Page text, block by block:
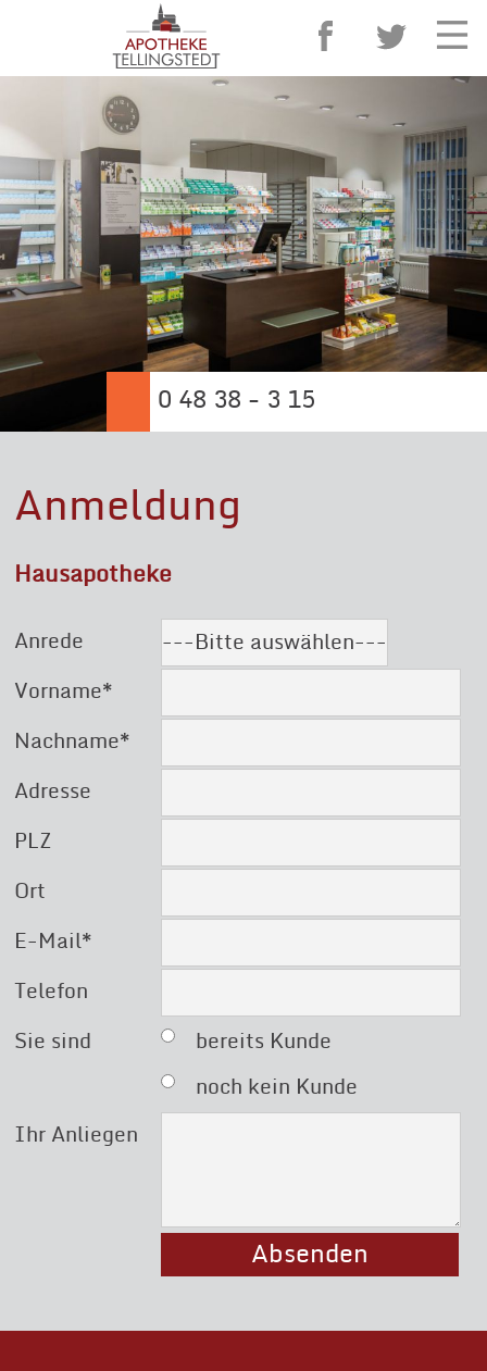
0 48 38 - 3 15
Anmeldung
Hausapotheke
Anrede
Pflichtfeld
Vorname*
Pflichtfeld
Nachname*
Adresse
PLZ
Ort
Pflichtfeld
E-Mail*
Telefon
Sie sind
bereits Kunde
noch kein Kunde
Ihr Anliegen
Absenden